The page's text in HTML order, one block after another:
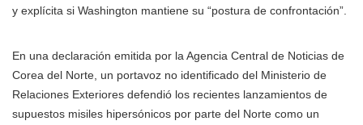
y explícita si Washington mantiene su “postura de confrontación”.
En una declaración emitida por la Agencia Central de Noticias de
Corea del Norte, un portavoz no identificado del Ministerio de
Relaciones Exteriores defendió los recientes lanzamientos de
supuestos misiles hipersónicos por parte del Norte como un